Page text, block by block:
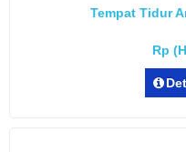
Tempat Tidur
Rp